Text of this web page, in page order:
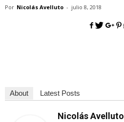
Por Nicolás Avelluto - julio 8, 2018
About Latest Posts
Nicolás Avelluto